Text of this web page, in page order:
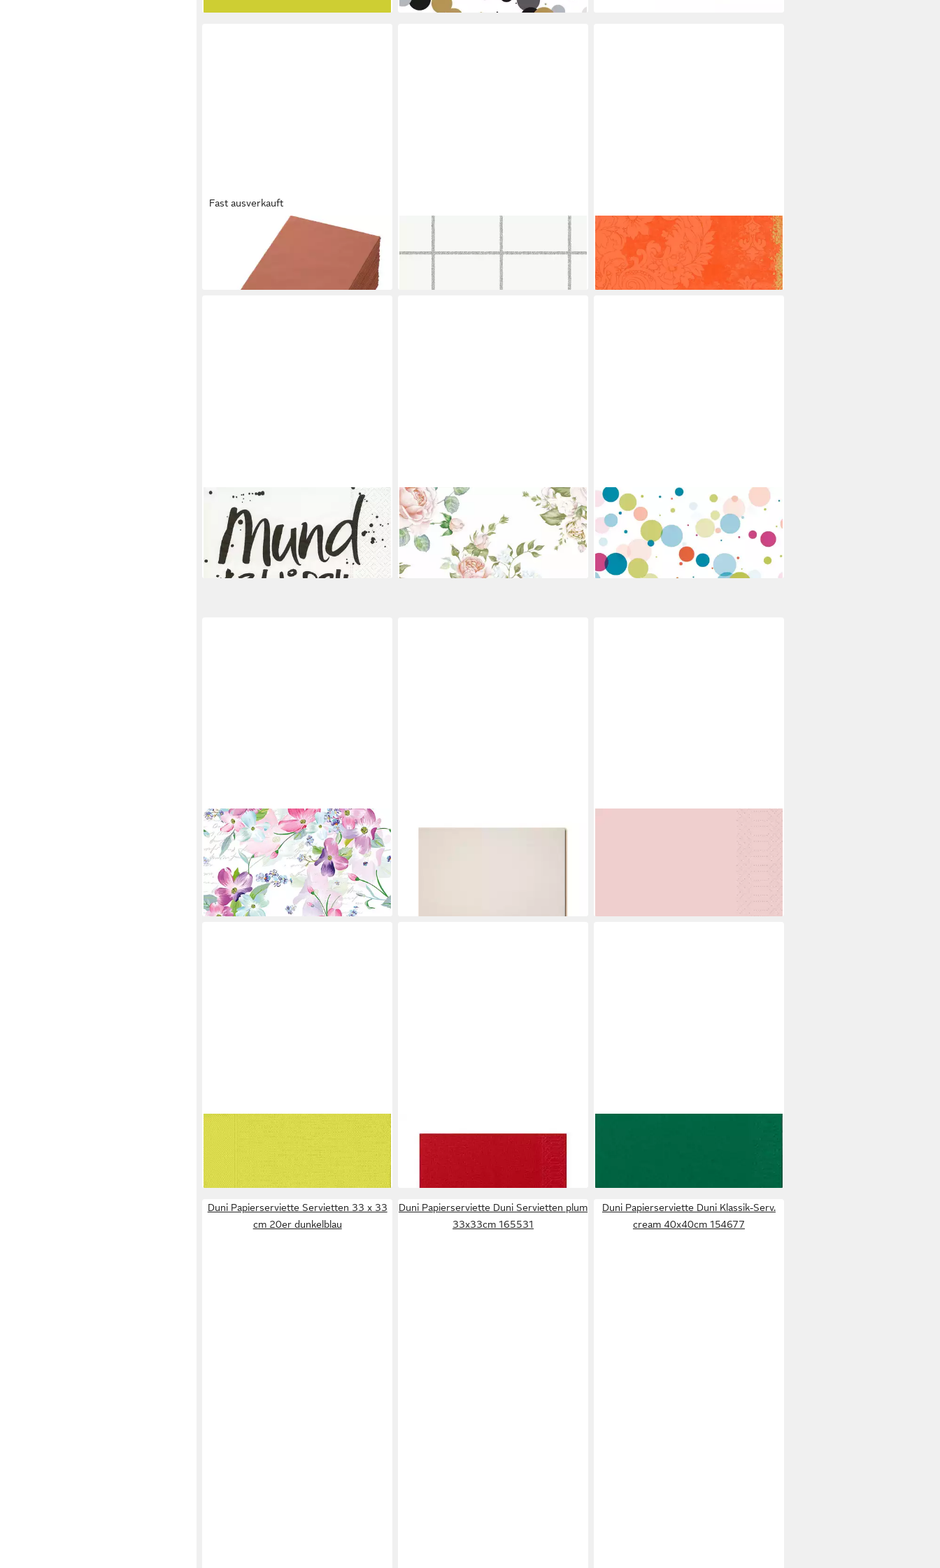
Fast ausverkauft
Papierserviette
lieferbar - in 3-4 Werktagen bei dir
Papierserviette
28,46 €
lieferbar - in 3-4 Werktagen bei dir
DUNI
Papierserviette
15,27 €
lieferbar - in 3-4 Werktagen bei dir
Papierserviette Duni Servietten
Mundabwischtuch 33 x 33 cm - 20er
3,44 €
lieferbar - in 3-4 Werktagen bei dir
DUNI
Papierserviette Duni Servietten
Rosen 33 x 33 cm - 20er Pack
4,89 €
lieferbar - in 3-4 Werktagen bei dir
DUNI
Papierserviette Duni Servietten
Bubbles Multi 33 x 33 cm - 20er
4,89 €
lieferbar - in 3-4 Werktagen bei dir
DUNI
Papierserviette Motivserviette
33x33cm Blüten PAPER+DESIGN
192001
4,51 €
lieferbar - in 3-4 Werktagen bei dir
lieferbar - in 2-3 Werktagen bei dir
DUNI
Papierserviette
19,99 €
lieferbar - in 3-4 Werktagen bei dir
Duni Papierserviette Servietten 33 x 33
cm 20er dunkelblau
Duni Papierserviette Duni Servietten plum
33x33cm 165531
Duni Papierserviette Duni Klassik-Serv.
cream 40x40cm 154677